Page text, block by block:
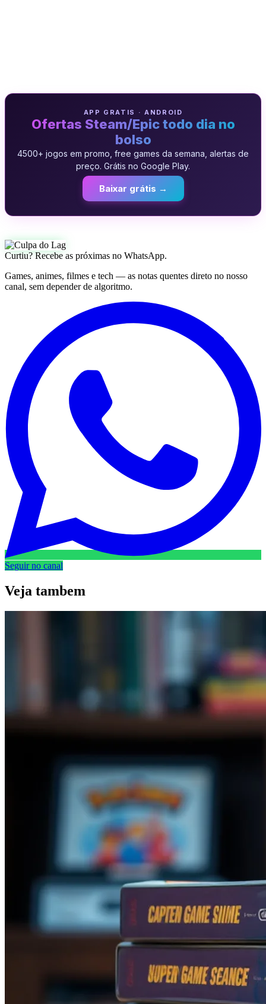
APP GRATIS · ANDROID
Ofertas Steam/Epic todo dia no
bolso
4500+ jogos em promo, free games da semana, alertas de
preço. Grátis no Google Play.
Baixar grátis →
Curtiu? Recebe as próximas no WhatsApp.
Games, animes, filmes e tech — as notas quentes direto no nosso
canal, sem depender de algoritmo.
Seguir no canal
Veja tambem